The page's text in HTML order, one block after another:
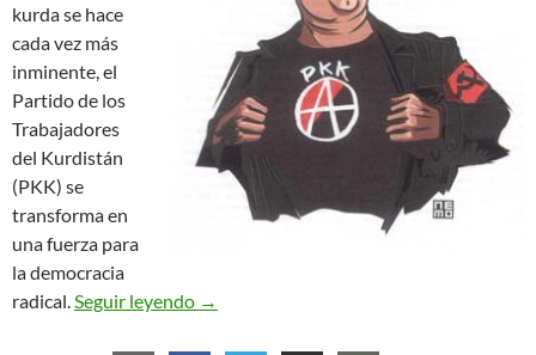
kurda se hace
cada vez más
inminente, el
Partido de los
Trabajadores
del Kurdistán
(PKK) se
transforma en
una fuerza para
la democracia
radical.Seguir leyendo Revolución social en el Kurdistán
→